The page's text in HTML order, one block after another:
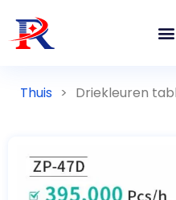
Thuis > Driekleuren